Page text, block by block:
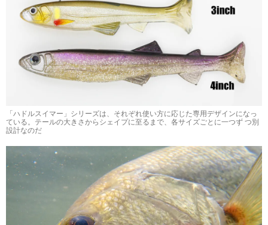
「ハドルスイマー」シリーズは、それぞれ使い方に応じた専用デザインになっ
ている。テールの大きさからシェイプに至るまで、各サイズごとに一つず つ別
設計なのだ